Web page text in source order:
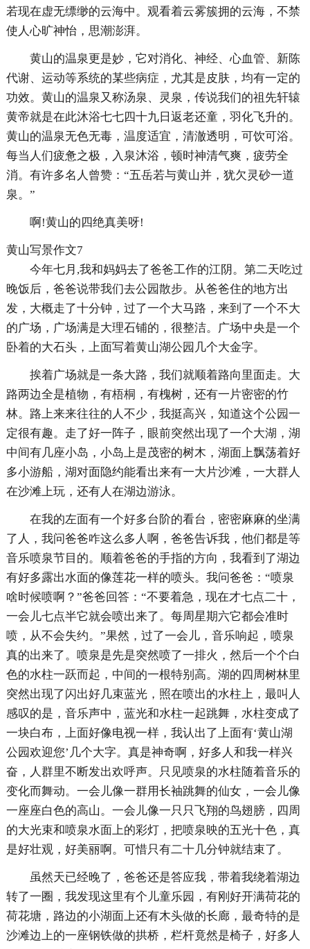
若现在虚无缥缈的云海中。观看着云雾簇拥的云海，不禁
使人心旷神怡，思潮澎湃。
黄山的温泉更是妙，它对消化、神经、心血管、新陈
代谢、运动等系统的某些病症，尤其是皮肤，均有一定的
功效。黄山的温泉又称汤泉、灵泉，传说我们的祖先轩辕
黄帝就是在此沐浴七七四十九日返老还童，羽化飞升的。
黄山的温泉无色无毒，温度适宜，清澈透明，可饮可浴。
每当人们疲惫之极，入泉沐浴，顿时神清气爽，疲劳全
消。有许多名人曾赞：“五岳若与黄山并，犹欠灵砂一道
泉。”
啊!黄山的四绝真美呀!
黄山写景作文7
今年七月,我和妈妈去了爸爸工作的江阴。第二天吃过
晚饭后，爸爸说带我们去公园散步。从爸爸住的地方出
发，大概走了十分钟，过了一个大马路，来到了一个不大
的广场，广场满是大理石铺的，很整洁。广场中央是一个
卧着的大石头，上面写着黄山湖公园几个大金字。
挨着广场就是一条大路，我们就顺着路向里面走。大
路两边全是植物，有梧桐，有槐树，还有一片密密的竹
林。路上来来往往的人不少，我挺高兴，知道这个公园一
定很有趣。走了好一阵子，眼前突然出现了一个大湖，湖
中间有几座小岛，小岛上是茂密的树木，湖面上飘荡着好
多小游船，湖对面隐约能看出来有一大片沙滩，一大群人
在沙滩上玩，还有人在湖边游泳。
在我的左面有一个好多台阶的看台，密密麻麻的坐满
了人，我问爸爸咋这么多人啊，爸爸告诉我，他们都是等
音乐喷泉节目的。顺着爸爸的手指的方向，我看到了湖边
有好多露出水面的像莲花一样的喷头。我问爸爸：“喷泉
啥时候喷啊？”爸爸回答：“不要着急，现在才七点二十，
一会儿七点半它就会喷出来了。每周星期六它都会准时
喷，从不会失约。”果然，过了一会儿，音乐响起，喷泉
真的出来了。喷泉是先是突然喷了一排火，然后一个个白
色的水柱一跃而起，中间的一根特别高。湖的四周树林里
突然出现了闪出好几束蓝光，照在喷出的水柱上，最叫人
感叹的是，音乐声中，蓝光和水柱一起跳舞，水柱变成了
一块白布，上面好像电视一样，我认出了上面有‘黄山湖
公园欢迎您’几个大字。真是神奇啊，好多人和我一样兴
奋，人群里不断发出欢呼声。只见喷泉的水柱随着音乐的
变化而舞动。一会儿像一群用长袖跳舞的仙女，一会儿像
一座座白色的高山。一会儿像一只只飞翔的鸟翅膀，四周
的大光束和喷泉水面上的彩灯，把喷泉映的五光十色，真
是好壮观，好美丽啊。可惜只有二十几分钟就结束了。
虽然天已经晚了，爸爸还是答应我，带着我绕着湖边
转了一圈，我发现这里有个儿童乐园，有刚好开满荷花的
荷花塘，路边的小湖面上还有木头做的长廊，最奇特的是
沙滩边上的一座钢铁做的拱桥，栏杆竟然是椅子，好多人